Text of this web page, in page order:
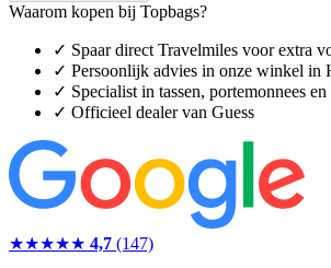
Waarom kopen bij Topbags?
✓ Spaar direct Travelmiles voor extra
✓ Persoonlijk advies in onze winkel in
✓ Specialist in tassen, portemonnees en
✓ Officieel dealer van Guess
★★★★★ 4,7 (147)